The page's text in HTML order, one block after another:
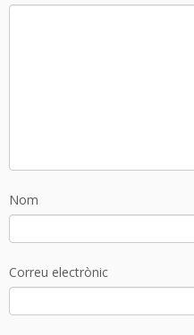
Nom
Correu electrònic